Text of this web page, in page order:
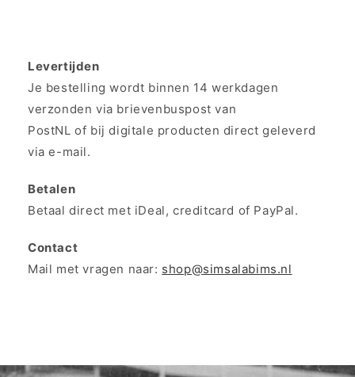
Levertijden
Je bestelling wordt binnen 14 werkdagen
verzonden via brievenbuspost van
PostNL of bij digitale producten direct geleverd
via e-mail.
Betalen
Betaal direct met iDeal, creditcard of PayPal.
Contact
Mail met vragen naar: shop@simsalabims.nl